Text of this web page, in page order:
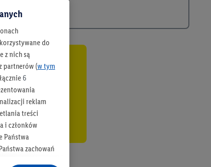
do
z nich są
partnerów (w tym
6
reklam
treści
i członków
Państwa
zachowań